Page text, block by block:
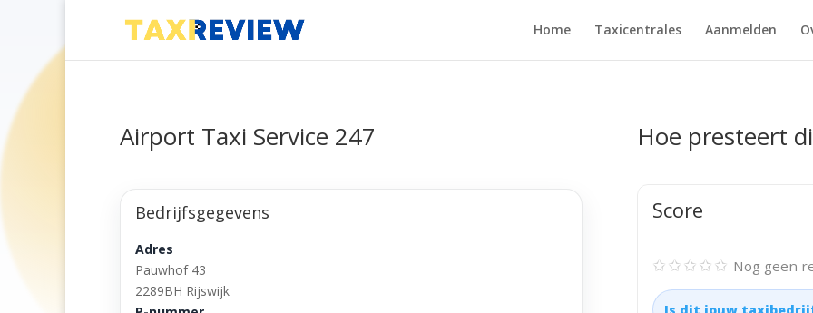
Home Taxicentrales Aanmelden
Airport Taxi Service 247
Bedrijfsgegevens
Adres
Pauwhof 43
2289BH Rijswijk
Hoe presteert
Score
✩✩✩✩✩ Nog geen
Is dit jouw